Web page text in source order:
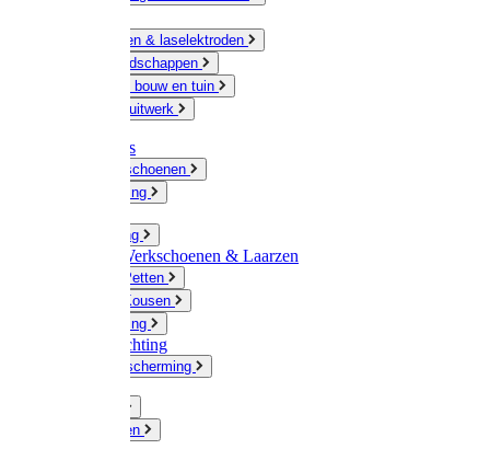
Slijpschijven & laselektroden
Handgereedschappen
IJzerwaren bouw en tuin
Hang en sluitwerk
Disposables
Werkhandschoenen
Regenkleding
Werkkleding
Wandel-/ Werkschoenen & Laarzen
Hoeden / Petten
Sokken / Kousen
Winterkleding
Winkelinrichting
Gelaatsbescherming
Knaagdieren